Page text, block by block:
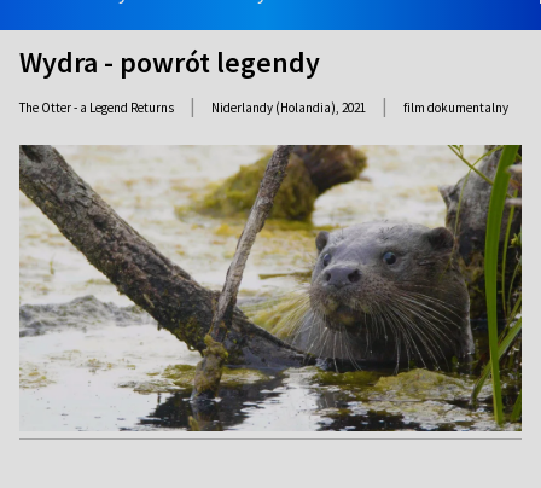
Wydra - powrót legendy
The Otter - a Legend Returns | Niderlandy (Holandia), 2021 | film dokumentalny